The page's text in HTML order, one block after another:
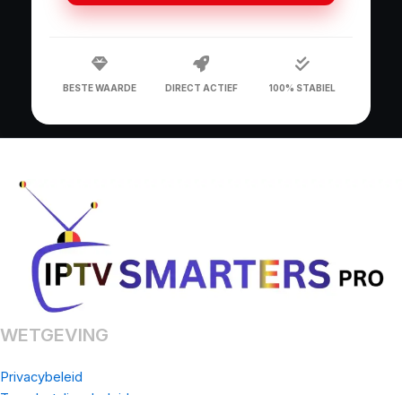
BESTE WAARDE DIRECT ACTIEF 100% STABIEL
WETGEVING
Privacybeleid